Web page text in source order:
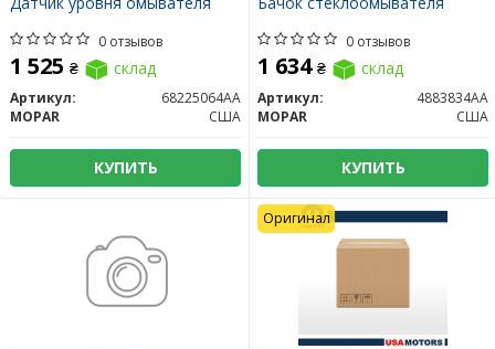
0 отзывов
1 525 ₴ склад
Артикул:
68225064AA
MOPAR
США
КУПИТЬ
0 отзывов
1 634 ₴ склад
Артикул:
4883834AA
MOPAR
США
КУПИТЬ
Оригинал